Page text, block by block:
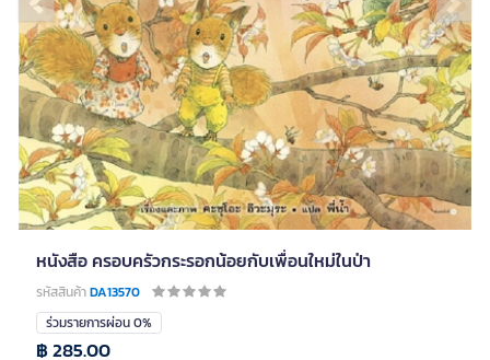
Previous slide
หนังสือ ครอบครัวกระรอกน้อยกับเพื่อนใหม่ในป่า
รหัสสินค้าDA13570
ร่วมรายการผ่อน 0%
฿ 285.00